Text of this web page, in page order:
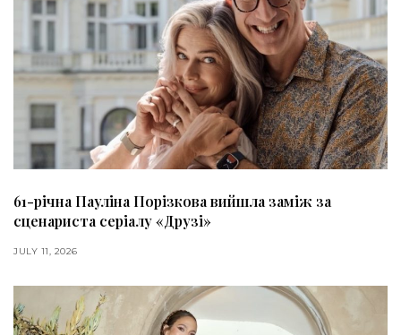
61-річна Пауліна Порізкова вийшла заміж за
сценариста серіалу «Друзі»
JULY 11, 2026